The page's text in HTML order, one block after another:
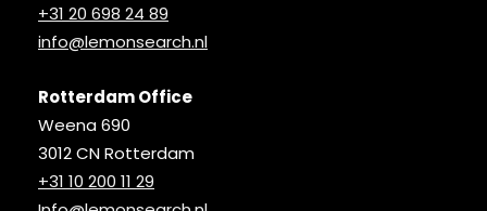
+31 20 698 24 89
info@lemonsearch.nl
Rotterdam Office
Weena 690
3012 CN Rotterdam
+31 10 200 11 29